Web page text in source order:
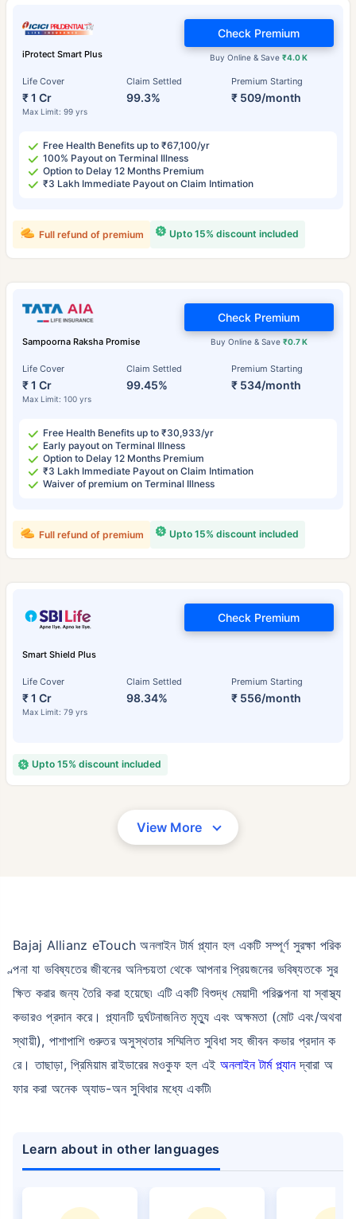
iProtect Smart Plus
Life Cover
₹ 1 Cr
Max Limit: 99 yrs
Claim Settled
99.3%
Premium Starting
₹ 509/month
Buy Online & Save₹4.0 K
Check Premium
Free Health Benefits up to ₹67,100/yr
100% Payout on Terminal Illness
Option to Delay 12 Months Premium
₹3 Lakh Immediate Payout on Claim Intimation
Upto 15% discount included
Full refund of premium
Sampoorna Raksha Promise
Life Cover
₹ 1 Cr
Max Limit: 100 yrs
Claim Settled
99.45%
Premium Starting
₹ 534/month
Buy Online & Save ₹0.7 K
Check Premium
Free Health Benefits up to ₹30,933/yr
Early payout on Terminal Illness
Option to Delay 12 Months Premium
₹3 Lakh Immediate Payout on Claim Intimation
Waiver of premium on Terminal Illness
Upto 15% discount included
Full refund of premium
Smart Shield Plus
Life Cover
₹ 1 Cr
Max Limit: 79 yrs
Claim Settled
98.34%
Premium Starting
₹ 556/month
Check Premium
Upto 15% discount included
View More
Bajaj Allianz eTouch অনলাইন টার্ম প্ল্যান হল একটি সম্পূর্ণ সুরক্ষা পরিক
ল্পনা যা ভবিষ্যতের জীবনের অনিশ্চয়তা থেকে আপনার প্রিয়জনের ভবিষ্যতকে সুর
ক্ষিত করার জন্য তৈরি করা হয়েছে৷ এটি একটি বিশুদ্ধ মেয়াদী পরিকল্পনা যা স্বাস্থ্য
কভারও প্রদান করে। প্ল্যানটি দুর্ঘটনাজনিত মৃত্যু এবং অক্ষমতা (মোট এবং/অথবা
স্থায়ী), পাশাপাশি গুরুতর অসুস্থতার সম্মিলিত সুবিধা সহ জীবন কভার প্রদান ক
রে। তাছাড়া, প্রিমিয়াম রাইডারের মওকুফ হল এই অনলাইন টার্ম প্ল্যানদ্বারা অ
ফার করা অনেক অ্যাড-অন সুবিধার মধ্যে একটি৷
Learn about in other languages